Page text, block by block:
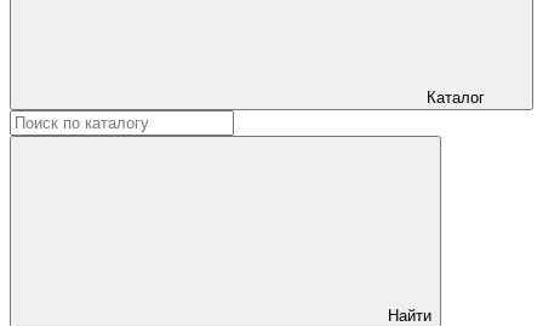
Каталог
Найти